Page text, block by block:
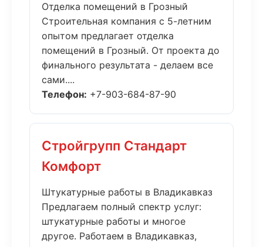
Отделка помещений в Грозный
Строительная компания с 5-летним
опытом предлагает отделка
помещений в Грозный. От проекта до
финального результата - делаем все
сами....
Телефон: +7-903-684-87-90
Стройгрупп Стандарт
Комфорт
Штукатурные работы в Владикавказ
Предлагаем полный спектр услуг:
штукатурные работы и многое
другое. Работаем в Владикавказ,